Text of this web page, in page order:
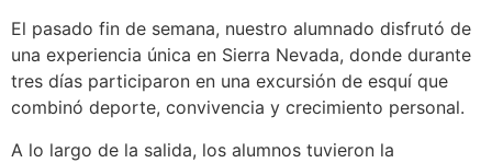
El pasado fin de semana, nuestro alumnado disfrutó de
una experiencia única en Sierra Nevada, donde durante
tres días participaron en una excursión de esquí que
combinó deporte, convivencia y crecimiento personal.
A lo largo de la salida, los alumnos tuvieron la